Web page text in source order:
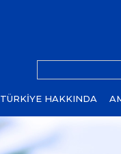
TÜRKİYE HAKKINDA